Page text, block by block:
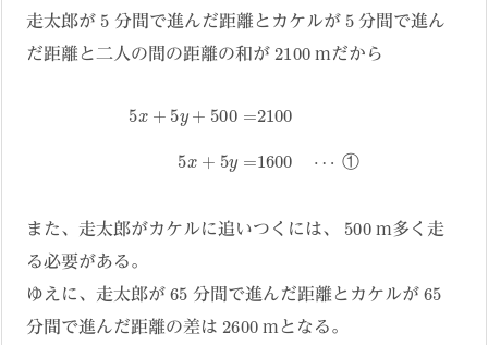
走太郎が 5 分間で進んだ距離とカケルが 5 分間で進ん
だ距離と二人の間の距離の和が 2100 mだから
①
5y+ 500= 2100 x+5
また、走太郎がカケルに追いつくには、 500 m多く走
る必要がある。
ゆえに、走太郎が 65 分間で進んだ距離とカケルが 65
分間で進んだ距離の差は 2600 mとなる。